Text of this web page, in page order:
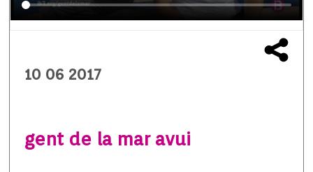
10 06 2017
gent de la mar avui